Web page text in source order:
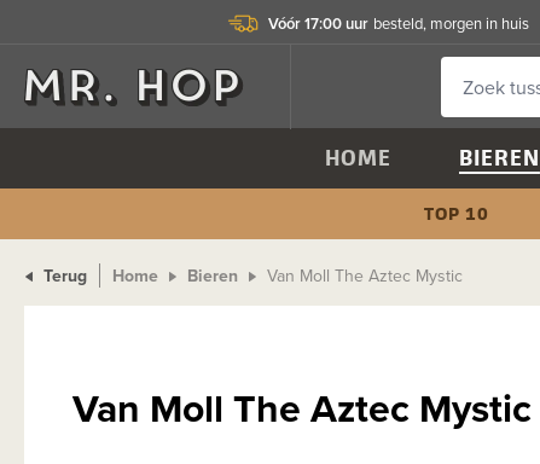
Vóór 17:00 uur besteld, morgen in huis
HOME BIEREN
TOP 10
Terug Home Bieren Van Moll The Aztec Mystic
Van Moll The Aztec Mystic